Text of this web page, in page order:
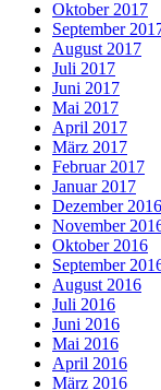
Oktober 2017
September
August 2017
Juli 2017
Juni 2017
Mai 2017
April 2017
März 2017
Februar 2017
Januar 2017
Dezember 2016
November
Oktober 2016
September
August 2016
Juli 2016
Juni 2016
Mai 2016
April 2016
März 2016